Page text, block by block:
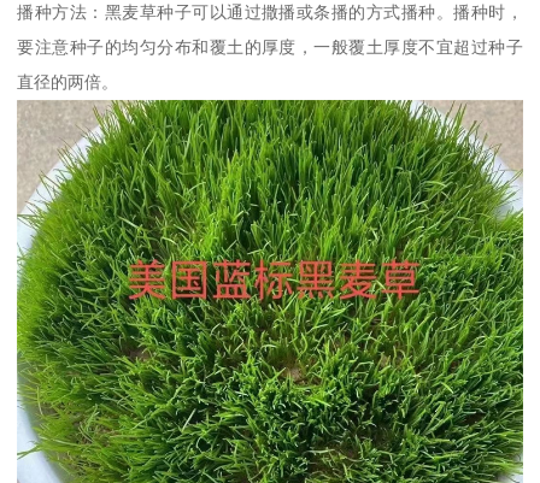
播种方法：黑麦草种子可以通过撒播或条播的方式播种。播种时，
要注意种子的均匀分布和覆土的厚度，一般覆土厚度不宜超过种子
直径的两倍。